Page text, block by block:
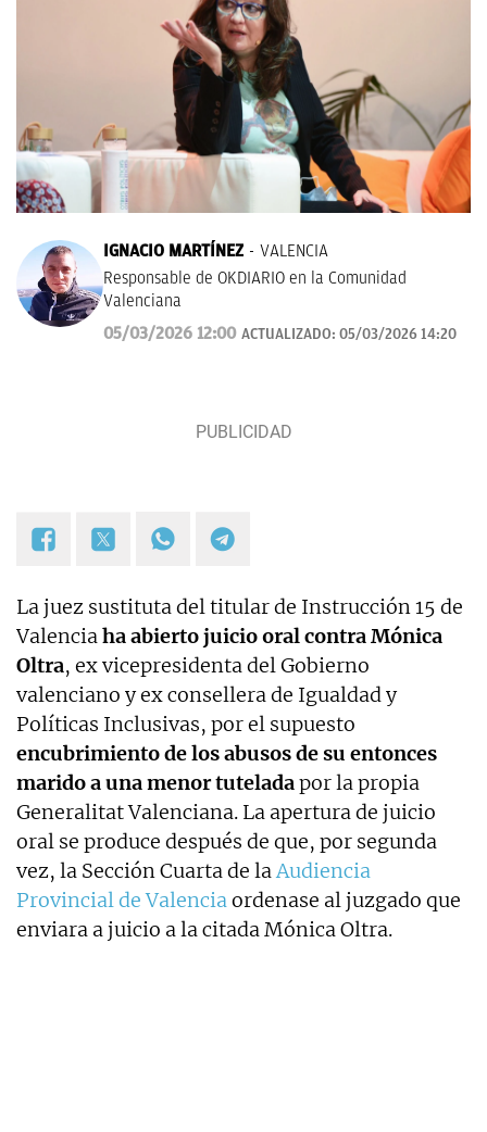
IGNACIO MARTÍNEZ
VALENCIA
Responsable de OKDIARIO en la Comunidad
Valenciana
05/03/2026 12:00 ACTUALIZADO: 05/03/2026 14:20
La juez sustituta del titular de Instrucción 15 de
Valenciaha abierto juicio oral contra Mónica
Oltra, ex vicepresidenta del Gobierno
valenciano y ex consellera de Igualdad y
Políticas Inclusivas, por el supuesto
encubrimiento de los abusos de su entonces
marido a una menor tuteladapor la propia
Generalitat Valenciana. La apertura de juicio
oral se produce después de que, por segunda
vez, la Sección Cuarta de laAudiencia
Provincial de Valenciaordenase al juzgado que
enviara a juicio a la citada Mónica Oltra.